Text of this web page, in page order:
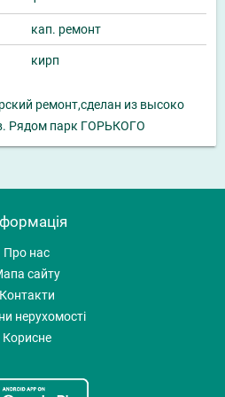
кап. ремонт
кирп
ремонт,сделан из высоко
Рядом парк ГОРЬКОГО
Про нас
сайту
Контакти
нерухомості
Корисне